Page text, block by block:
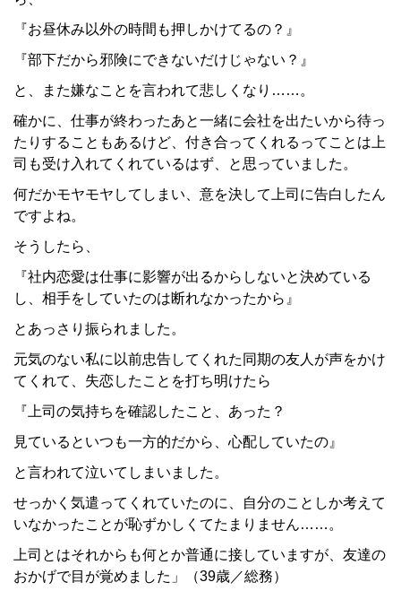
『お昼休み以外の時間も押しかけてるの？』
『部下だから邪険にできないだけじゃない？』
と、また嫌なことを言われて悲しくなり……。
確かに、仕事が終わったあと一緒に会社を出たいから待っ
たりすることもあるけど、付き合ってくれるってことは上
司も受け入れてくれているはず、と思っていました。
何だかモヤモヤしてしまい、意を決して上司に告白したん
ですよね。
そうしたら、
『社内恋愛は仕事に影響が出るからしないと決めている
し、相手をしていたのは断れなかったから』
とあっさり振られました。
元気のない私に以前忠告してくれた同期の友人が声をかけ
てくれて、失恋したことを打ち明けたら
『上司の気持ちを確認したこと、あった？
見ているといつも一方的だから、心配していたの』
と言われて泣いてしまいました。
せっかく気遣ってくれていたのに、自分のことしか考えて
いなかったことが恥ずかしくてたまりません……。
上司とはそれからも何とか普通に接していますが、友達の
おかげで目が覚めました」（39歳／総務）